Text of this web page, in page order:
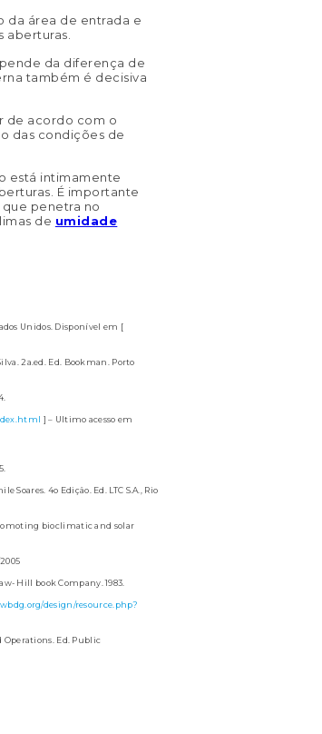
da área de entrada e
da diferença de
também é decisiva
de acordo com o
das condições de
está intimamente
É importante
penetra no
de umidade
Unidos. Disponível em [
2a.ed. Ed. Bookman. Porto
] – Ultimo acesso em
Soares. 4o Edição. Ed. LTC S.A., Rio
bioclimatic and solar
Hill book Company. 1983.
design/resource.php?
Ed. Public